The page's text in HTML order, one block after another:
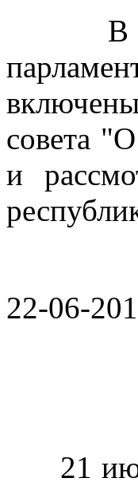
В
совета
и
22-06-
21